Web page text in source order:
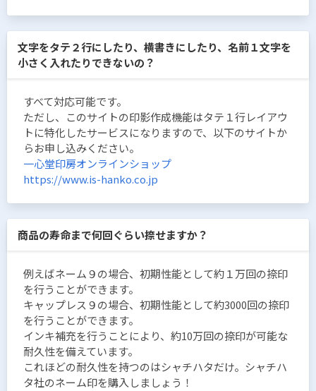
文字をタテ２行にしたり、横書きにしたり、名前１文字を
小さく入れたりできないの？
すべて対応可能です。
ただし、このサイトの印影作成機能はタテ１行レイアウ
トに特化したサービスになりますので、以下のサイトか
らお申し込みください。
一心堂印房オンラインショップ
https://www.is-hanko.co.jp
商品の寿命まで何回ぐらい捺せますか？
例えばネーム９の場合、初期性能として約１万回の捺印
を行うことができます。
キャップレス９の場合、初期性能として約3000回の捺印
を行うことができます。
インキ補充を行うことにより、約10万回の捺印が可能な
耐久性を備えています。
これほどの耐久性を持つのはシャチハタだけ。シャチハ
タ社のネーム印を購入しましょう！